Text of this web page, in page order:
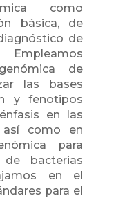
como
básica, de
de
de
las bases
y fenotipos
en las
así como en
para
bacterias
en el
para el